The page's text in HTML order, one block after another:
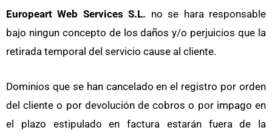
Europeart Web Services S.L. no se hara responsable
bajo ningun concepto de los daños y/o perjuicios que la
retirada temporal del servicio cause al cliente.
Dominios que se han cancelado en el registro por orden
del cliente o por devolución de cobros o por impago en
el plazo estipulado en factura estarán fuera de la